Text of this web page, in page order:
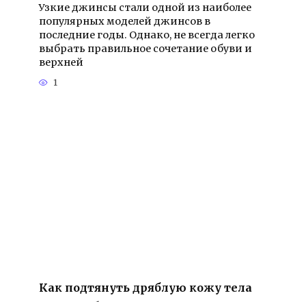
Узкие джинсы стали одной из наиболее
популярных моделей джинсов в
последние годы. Однако, не всегда легко
выбрать правильное сочетание обуви и
верхней
1
Как подтянуть дряблую кожу тела